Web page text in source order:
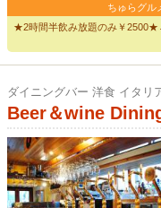
ちゅらグル
★2時間半飲み放題のみ￥
ダイニングバー 洋食 イタリ
Beer＆wine